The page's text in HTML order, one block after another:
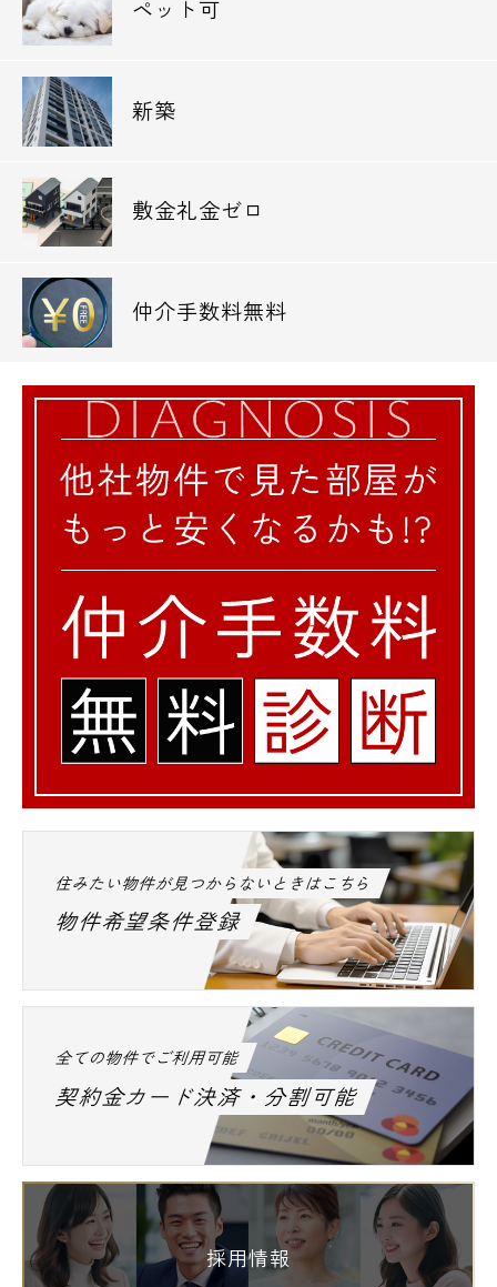
ペット可
新築
敷金礼金ゼロ
仲介手数料無料
住みたい物件が見つからないときはこちら
物件希望条件登録
全ての物件でご利用可能
契約金カード決済・分割可能
採用情報